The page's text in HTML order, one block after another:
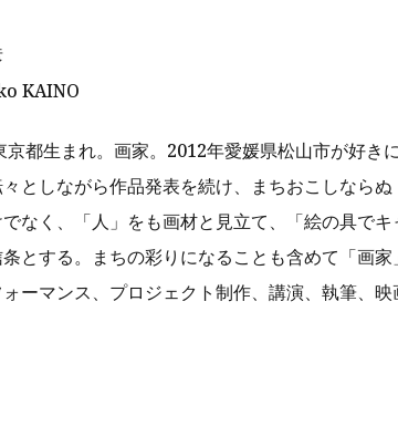
KAINO
京都生まれ。画家。2012年愛媛県松山市が好き
としながら作品発表を続け、まちおこしなら
なく、「人」をも画材と見立て、「絵の具で
とする。まちの彩りになることも含めて「画
ーマンス、プロジェクト制作、講演、執筆、